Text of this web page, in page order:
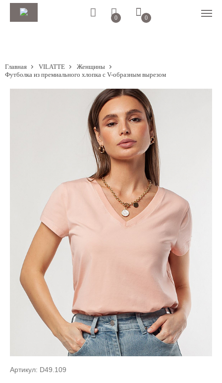
0 0
Главная VILATTE
Женщины
Футболка из премиального хлопка с V-образным вырезом
Артикул: D49.109